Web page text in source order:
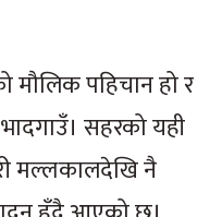
मौलिक पहिचान हो र
सहरको यही
मल्लकालदेखि नै